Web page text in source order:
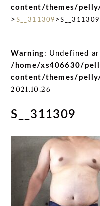
content/themes/
> S__311309 >S__311309
Warning : Undefined
/home/xs406630/
content/themes/
2021.10.26
S__311309